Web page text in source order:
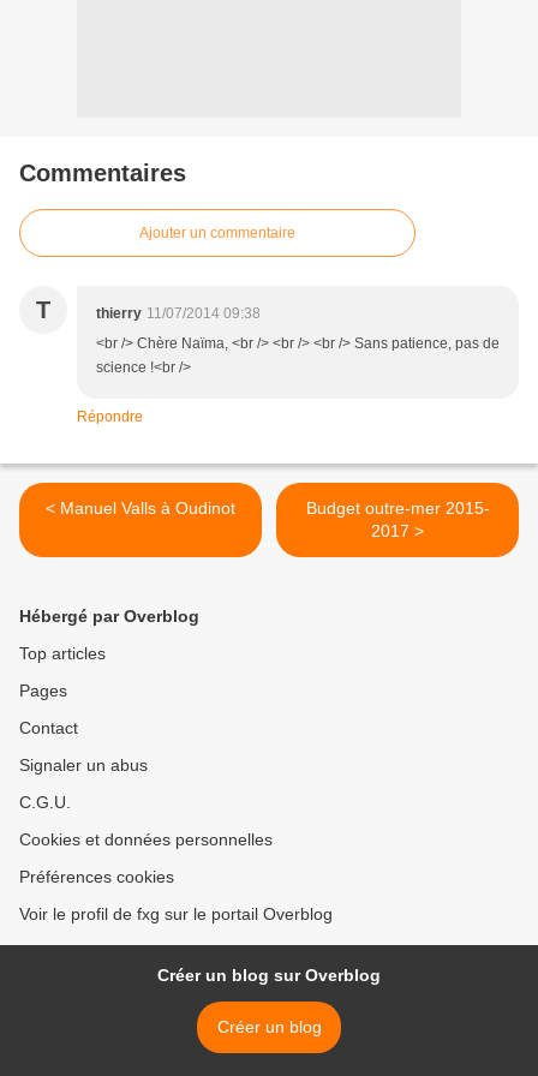
Commentaires
Ajouter un commentaire
T thierry 11/07/2014 09:38
<br /> Chère Naïma, <br /> <br /> <br /> Sans patience, pas de
science !<br />
Répondre
< Manuel Valls à Oudinot
Budget outre-mer 2015-
2017 >
Hébergé par Overblog
Top articles
Pages
Contact
Signaler un abus
C.G.U.
Cookies et données personnelles
Préférences cookies
Voir le profil de fxg sur le portail Overblog
Créer un blog sur Overblog
Créer un blog